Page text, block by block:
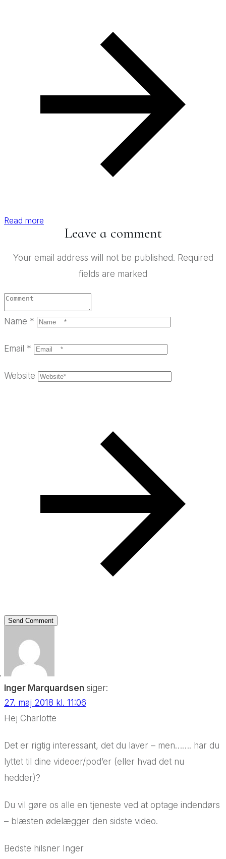
Read more
Leave a comment
Your email address will not be published. Required
fields are marked
Name *
Email *
Website
Send Comment
Inger Marquardsen siger:
27. maj 2018 kl. 11:06
Hej Charlotte
Det er rigtig interessant, det du laver – men……. har du
lyttet til dine videoer/pod’er (eller hvad det nu
hedder)?
Du vil gøre os alle en tjeneste ved at optage indendørs
– blæsten ødelægger den sidste video.
Bedste hilsner Inger